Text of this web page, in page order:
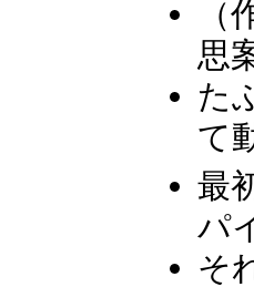
思
た
て
最
パ
そ